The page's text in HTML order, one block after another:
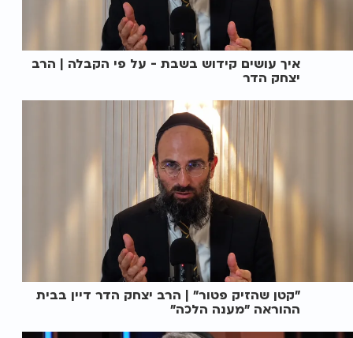
איך עושים קידוש בשבת - על פי הקבלה | הרב
יצחק הדר
"קטן שהזיק פטור" | הרב יצחק הדר דיין בבית
ההוראה "מענה הלכה"